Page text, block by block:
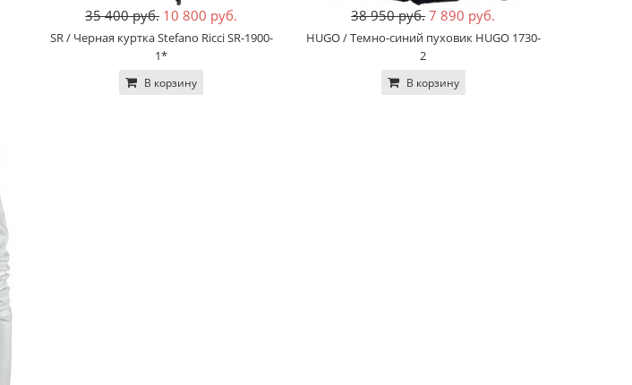
35 400 руб. 10 800 руб.
SR / Черная куртка Stefano Ricci SR-1900-
1*
В корзину
38 950 руб. 7 890 руб.
HUGO / Темно-синий пуховик HUGO 1730-
2
В корзину